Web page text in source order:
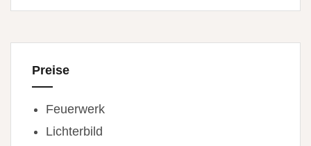
Preise
Feuerwerk
Lichterbild